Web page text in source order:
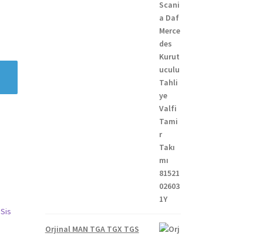
Orjinal MAN TGA TGX TGS